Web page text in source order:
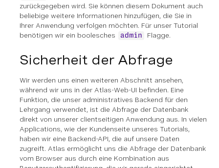
zurückgegeben wird. Sie können diesem Dokument auch
beliebige weitere Informationen hinzufügen, die Sie in
Ihrer Anwendung verfolgen möchten. Für unser Tutorial
benötigen wir ein boolesches
admin Flagge.
Sicherheit der Abfrage
Wir werden uns einen weiteren Abschnitt ansehen,
während wir uns in der Atlas-Web-UI befinden. Eine
Funktion, die unser administratives Backend für den
Lehrgang verwendet, ist die Abfrage der Datenbank
direkt von unserer clientseitigen Anwendung aus. In vielen
Applications, wie der Kundenseite unseres Tutorials,
haben wir eine Backend-API, die auf unsere Daten
zugreift. Atlas ermöglicht uns die Abfrage der Datenbank
vom Browser aus durch eine Kombination aus